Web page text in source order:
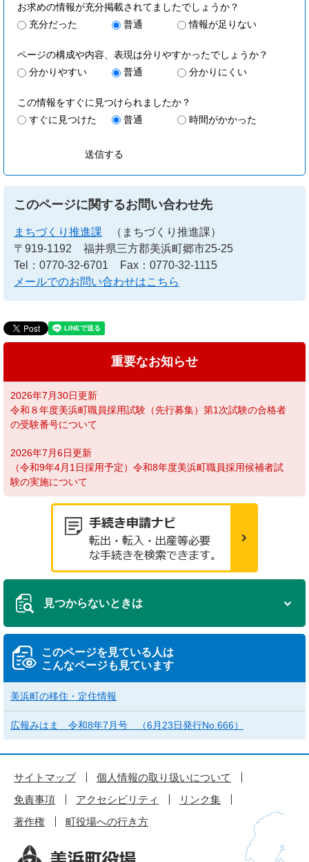
お求めの情報が充分掲載されてましたでしょうか？
充分だった
普通 情報が足りない
ページの構成や内容、表現は分りやすかったでしょうか？
分かりやすい
普通 分かりにくい
この情報をすぐに見つけられましたか？
すぐに見つけた
普通 時間がかかった
このページに関するお問い合わせ先
まちづくり推進課
（まちづくり推進課）
〒919-1192
福井県三方郡美浜町郷市25-25
Tel：0770-32-6701
Fax：0770-32-1115
メールでのお問い合わせはこちら
重要なお知らせ
2026年7月30日更新
令和８年度美浜町職員採用試験（先行募集）第1次試験の合格者
の受験番号について
2026年7月6日更新
（令和9年4月1日採用予定）令和8年度美浜町職員採用候補者試
験の実施について
見つからないときは
このページを見ている人は
こんなページも見ています
美浜町の移住・定住情報
広報みはま 令和8年7月号 （6月23日発行No.666）
サイトマップ
個人情報の取り扱いについて
免責事項
アクセシビリティ
リンク集
著作権
町役場への行き方